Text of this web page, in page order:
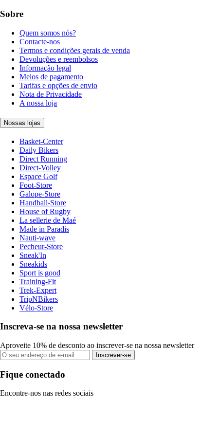
Sobre
Quem somos nós?
Contacte-nos
Termos e condições gerais de venda
Devoluções e reembolsos
Informação legal
Meios de pagamento
Tarifas e opções de envio
Nota de Privacidade
A nossa loja
Nossas lojas
Basket-Center
Daily Bikers
Direct Running
Direct-Volley
Espace Golf
Foot-Store
Galope-Store
Handball-Store
House of Rugby
La sellerie de Maé
Made in Paradis
Nauti-wave
Pecheur-Store
Sneak'In
Sneakids
Sport is good
Training-Fit
Trek-Expert
TripNBikers
Vélo-Store
Inscreva-se na nossa newsletter
Aproveite 10% de desconto ao inscrever-se na nossa newsletter
Inscrever-se
Fique conectado
Encontre-nos nas redes sociais